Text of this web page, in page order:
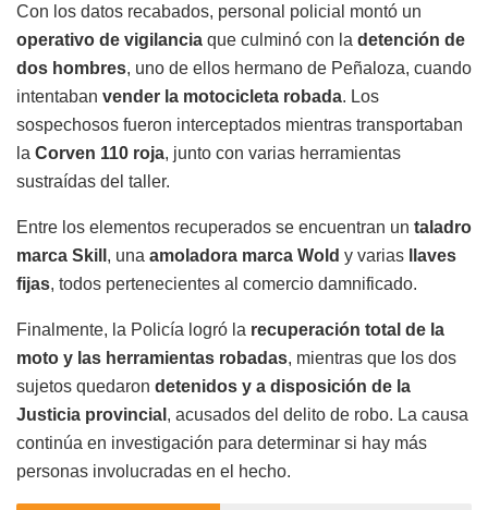
Con los datos recabados, personal policial montó un
operativo de vigilancia que culminó con la detención de
dos hombres, uno de ellos hermano de Peñaloza, cuando
intentaban vender la motocicleta robada. Los
sospechosos fueron interceptados mientras transportaban
la Corven 110 roja, junto con varias herramientas
sustraídas del taller.
Entre los elementos recuperados se encuentran un taladro
marca Skill , una amoladora marca Wold y varias
llaves
fijas, todos pertenecientes al comercio damnificado.
Finalmente, la Policía logró la recuperación total de la
moto y las herramientas robadas, mientras que los dos
sujetos quedaron detenidos y a disposición de la
Justicia provincial , acusados del delito de robo. La causa
continúa en investigación para determinar si hay más
personas involucradas en el hecho.